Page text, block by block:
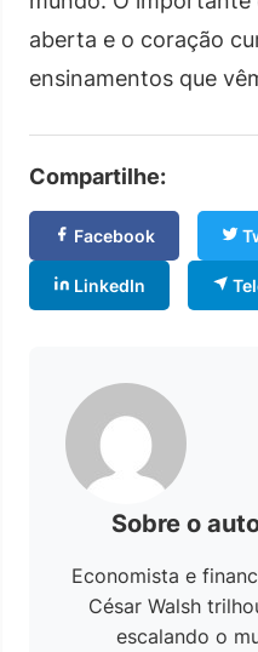
aberta e o coração
ensinamentos que
Compartilhe:
Facebook
LinkedIn
Sobre o
Economista e
César Walsh
escalando o